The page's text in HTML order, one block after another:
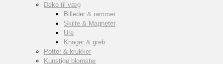
Deko til væg
Billeder & rammer
Skilte & Magneter
Ure
Knager & greb
Potter & krukker
Kunstige blomster